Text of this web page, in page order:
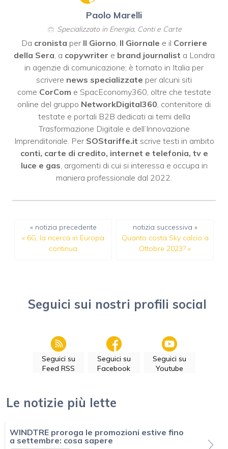
Paolo Marelli
Specializzato in Energia, Conti e Carte
Da cronista per Il Giorno, Il Giornale e il Corriere
della Sera, a copywriter e brand journalist a Londra
in agenzie di comunicazione; è tornato in Italia per
scrivere news specializzate per alcuni siti
come CorCom e SpacEconomy360, oltre che testate
online del gruppo NetworkDigital360, contenitore di
testate e portali B2B dedicati ai temi della
Trasformazione Digitale e dell’Innovazione
Imprenditoriale. Per SOStariffe.it scrive testi in ambito
conti, carte di credito, internet e telefonia, tv e
luce e gas, argomenti di cui si interessa e occupa in
maniera professionale dal 2022.
« notizia precedente
« 6G, la ricerca in Europa
continua
notizia successiva »
Quanto costa Sky calcio a
Ottobre 2023? »
Seguici sui nostri profili social
Seguici su
Feed RSS
Seguici su
Facebook
Seguici su
Youtube
Le notizie più lette
WINDTRE proroga le promozioni estive fino
a settembre: cosa sapere